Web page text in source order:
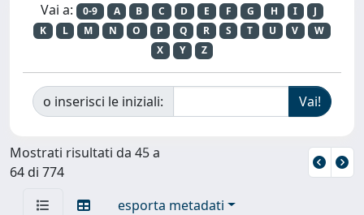
Vai a: 0-9 A B C D E F G H I
J
K
L M N O P Q R S T U V
W
X
Y Z
o inserisci le iniziali:
Mostrati risultati da 45 a
64 di 774
esporta metadati